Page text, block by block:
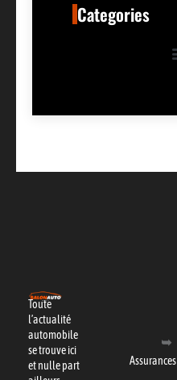
Categories
Toute
l’actualité
automobile
se trouve ici
et nulle part
Assurances